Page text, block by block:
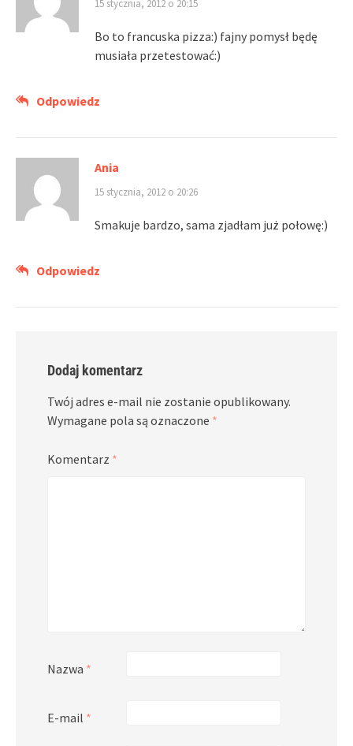
15 stycznia, 2012 o 20:15
Bo to francuska pizza:) fajny pomysł będę
musiała przetestować:)
Odpowiedz
Ania
15 stycznia, 2012 o 20:26
Smakuje bardzo, sama zjadłam już połowę:)
Odpowiedz
Dodaj komentarz
Twój adres e-mail nie zostanie opublikowany.
Wymagane pola są oznaczone *
Komentarz *
Nazwa *
E-mail *